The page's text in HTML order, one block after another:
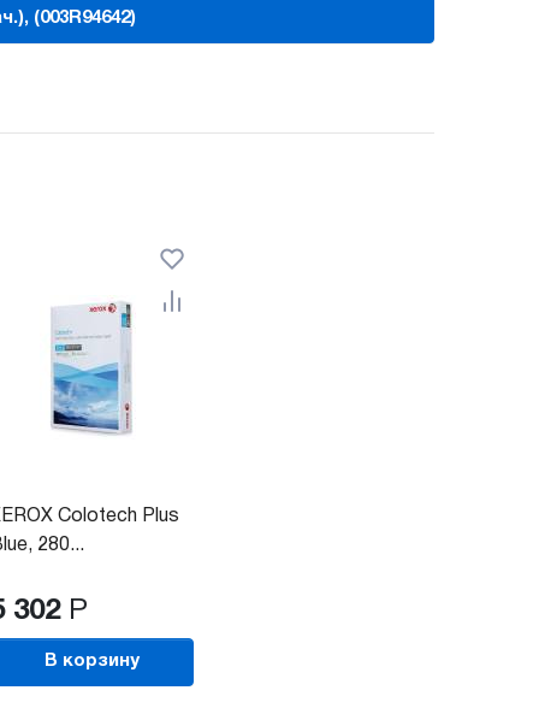
(003R94642)
Colotech Plus
280...
302 Р
В корзину